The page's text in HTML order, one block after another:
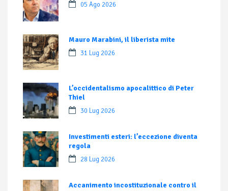
05 Ago 2026
Mauro Marabini, il liberista mite
31 Lug 2026
L’occidentalismo apocalittico di Peter
Thiel
30 Lug 2026
Investimenti esteri: l’eccezione diventa
regola
28 Lug 2026
Accanimento incostituzionale contro il